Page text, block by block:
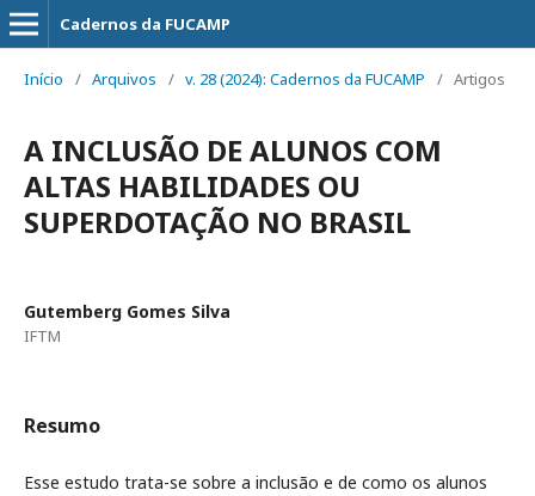
Cadernos da FUCAMP
Início / Arquivos / v. 28 (2024): Cadernos da FUCAMP / Artigos
A INCLUSÃO DE ALUNOS COM
ALTAS HABILIDADES OU
SUPERDOTAÇÃO NO BRASIL
Gutemberg Gomes Silva
IFTM
Resumo
Esse estudo trata-se sobre a inclusão e de como os alunos